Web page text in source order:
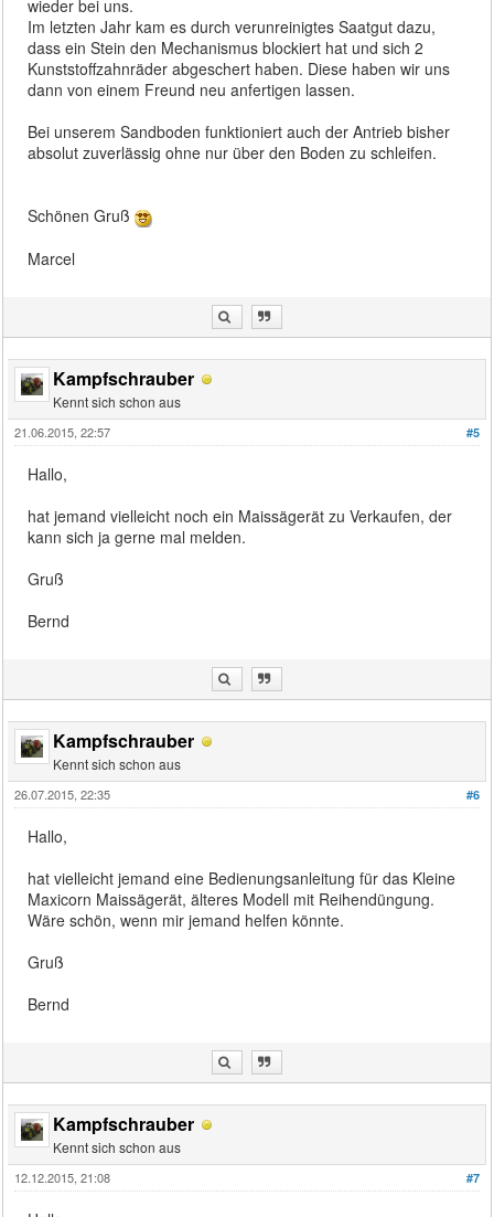
wieder bei uns.
Im letzten Jahr kam es durch verunreinigtes Saatgut dazu,
dass ein Stein den Mechanismus blockiert hat und sich 2
Kunststoffzahnräder abgeschert haben. Diese haben wir uns
dann von einem Freund neu anfertigen lassen.
Bei unserem Sandboden funktioniert auch der Antrieb bisher
absolut zuverlässig ohne nur über den Boden zu schleifen.
Schönen Gruß
Marcel
Kampfschrauber
Kennt sich schon aus
#5
21.06.2015, 22:57
Hallo,
hat jemand vielleicht noch ein Maissägerät zu Verkaufen, der
kann sich ja gerne mal melden.
Gruß
Bernd
Kampfschrauber
Kennt sich schon aus
#6
26.07.2015, 22:35
Hallo,
hat vielleicht jemand eine Bedienungsanleitung für das Kleine
Maxicorn Maissägerät, älteres Modell mit Reihendüngung.
Wäre schön, wenn mir jemand helfen könnte.
Gruß
Bernd
Kampfschrauber
Kennt sich schon aus
#7
12.12.2015, 21:08